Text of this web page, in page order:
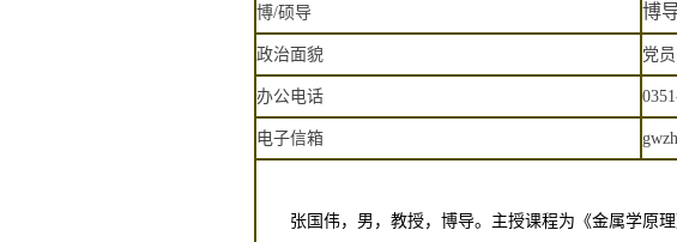
博/硕导 博
政治面貌 党员
办公电话
电子信箱
张国伟，男，教授，博导。主授课程为《金属学原